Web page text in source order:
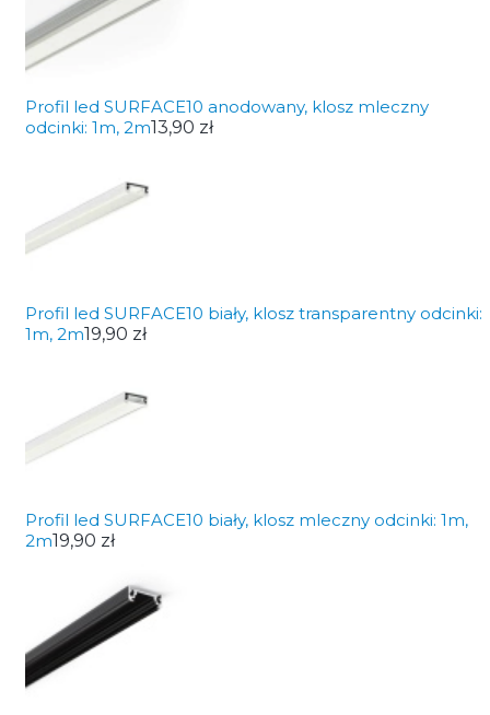
Profil led SURFACE10 anodowany, klosz mleczny
odcinki: 1m, 2m13,90 zł
Profil led SURFACE10 biały, klosz transparentny odcinki:
1m, 2m19,90 zł
Profil led SURFACE10 biały, klosz mleczny odcinki: 1m,
2m19,90 zł